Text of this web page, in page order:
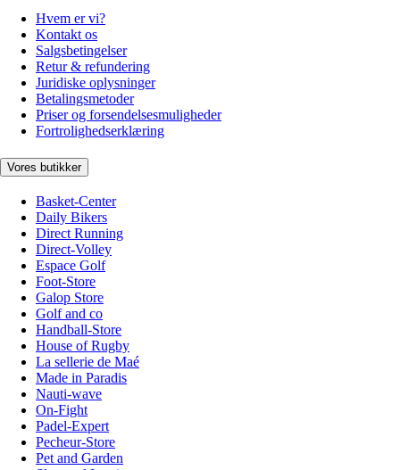
Hvem er vi?
Kontakt os
Salgsbetingelser
Retur & refundering
Juridiske oplysninger
Betalingsmetoder
Priser og forsendelsesmuligheder
Fortrolighedserklæring
Vores butikker
Basket-Center
Daily Bikers
Direct Running
Direct-Volley
Espace Golf
Foot-Store
Galop Store
Golf and co
Handball-Store
House of Rugby
La sellerie de Maé
Made in Paradis
Nauti-wave
On-Fight
Padel-Expert
Pecheur-Store
Pet and Garden